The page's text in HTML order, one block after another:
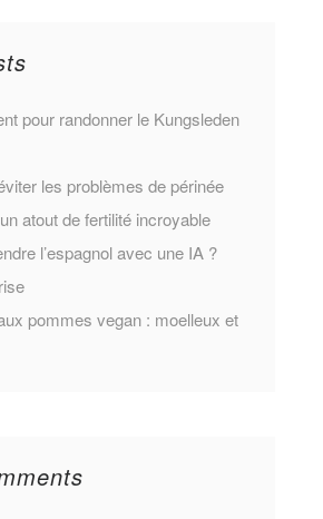
pour randonner le Kungsleden
les problèmes de périnée
atout de fertilité incroyable
l’espagnol avec une IA ?
pommes vegan : moelleux et